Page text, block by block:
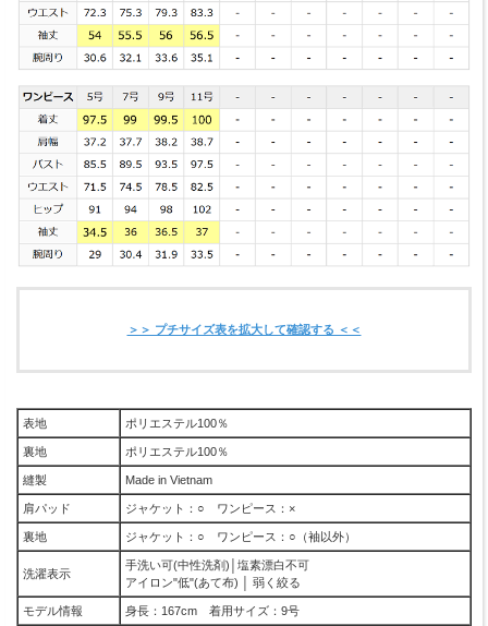
＞＞ プチサイズ表を拡大して確認する ＜＜
表地 ポリエステル100％
裏地 ポリエステル100％
縫製 Made in Vietnam
肩パッド ジャケット：○ ワンピース：×
裏地 ジャケット：○ ワンピース：○（袖以外）
洗濯表示
手洗い可(中性洗剤)│塩素漂白不可
アイロン"低"(あて布) │ 弱く絞る
モデル情報 身長：167cm 着用サイズ：9号